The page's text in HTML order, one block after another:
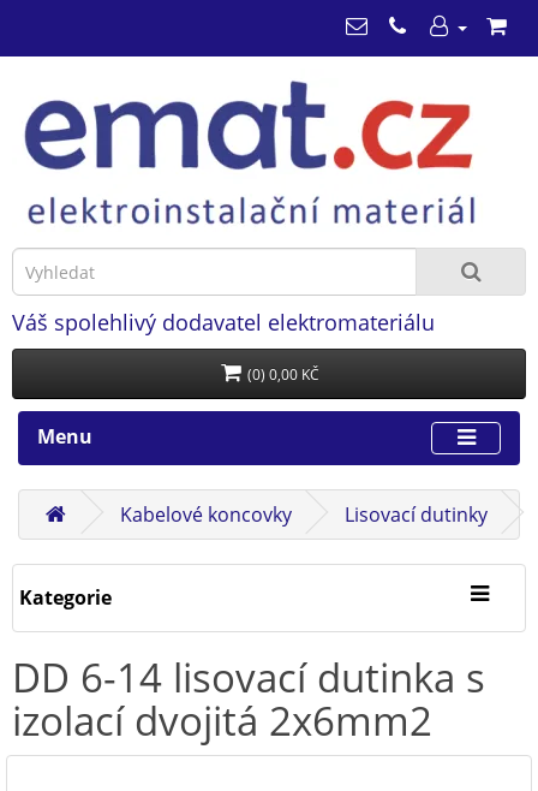
Váš spolehlivý dodavatel elektromateriálu
(0) 0,00 KČ
Menu
Kabelové koncovky Lisovací dutinky
Kategorie
DD 6-14 lisovací dutinka s
izolací dvojitá 2x6mm2